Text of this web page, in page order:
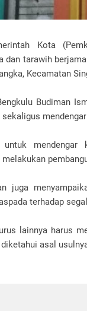
Kota
dan tarawih
Kecamatan
Budiman
juga
terhadap
lainnya harus
asal